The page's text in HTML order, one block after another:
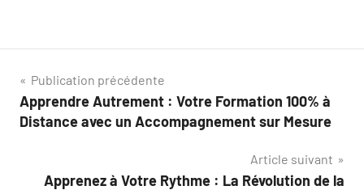
Navigation
de
Publication précédente
Apprendre Autrement : Votre Formation 100% à
Distance avec un Accompagnement sur Mesure
Article suivant
Apprenez à Votre Rythme : La Révolution de la